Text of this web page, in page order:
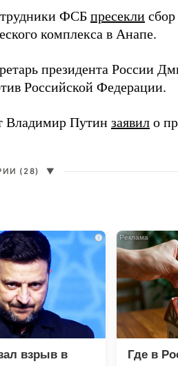
ФСБ пресекли
комплекса в Анапе.
президента России
Российской Федерации.
Владимир Путин заявил о
(28) ▼
i
взрыв в
Где в